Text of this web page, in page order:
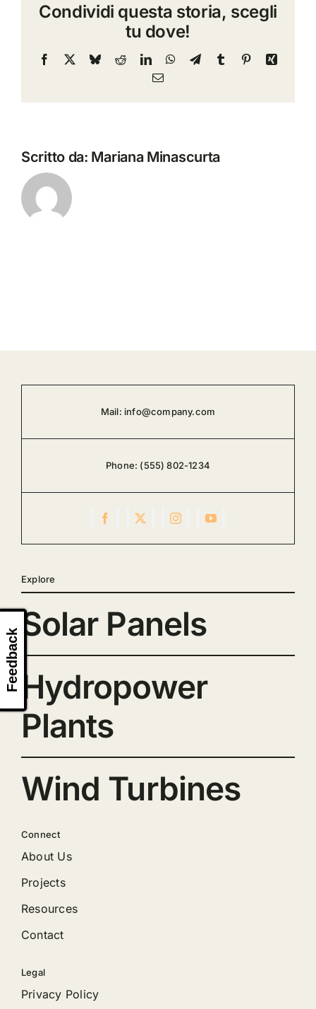
Condividi questa storia, scegli
tu dove!
Facebook BlueskyRedditLinkedInWhatsApp
TelegramTumblr PinterestXing
Email
Scritto da: Mariana Minascurta
Mail: info@company.com
Phone: (555) 802-1234
Explore
Solar Panels
Hydropower
Plants
Wind Turbines
Connect
About Us
Projects
Resources
Contact
Legal
Privacy Policy
Feedback